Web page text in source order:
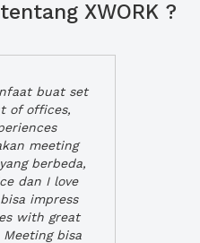
XWORK ?
buat set
of offices,
meeting
berbeda,
dan I love
impress
with great
bisa